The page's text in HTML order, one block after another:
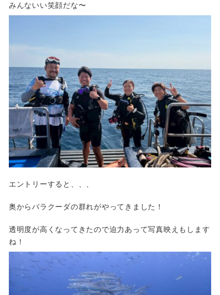
みんないい笑顔だな〜
エントリーすると、、、
奥からバラクーダの群れがやってきました！
透明度が高くなってきたので迫力あって写真映えもします
ね！